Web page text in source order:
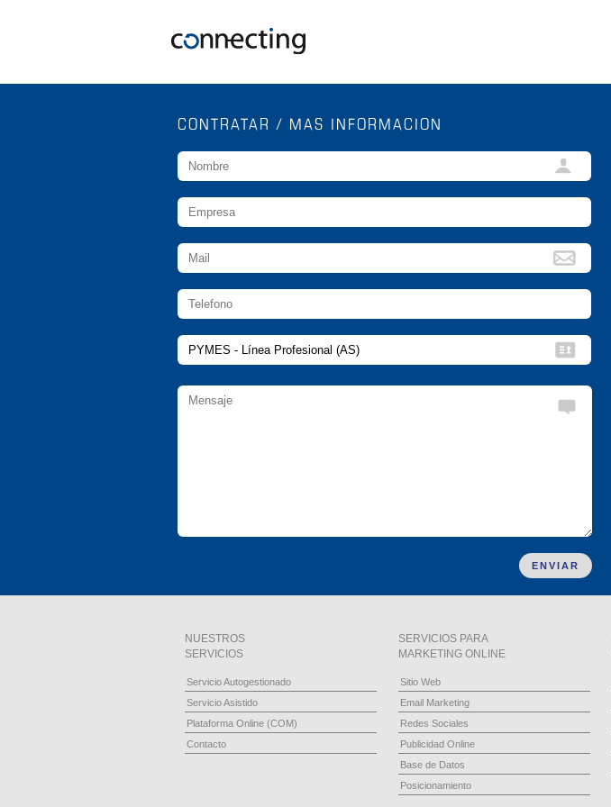
CONTRATAR / MAS INFORMACION
ENVIAR
NUESTROS
SERVICIOS
Servicio Autogestionado
Servicio Asistido
Plataforma Online (COM)
Contacto
SERVICIOS PARA
MARKETING ONLINE
Sitio Web
Email Marketing
Redes Sociales
Publicidad Online
Base de Datos
Posicionamiento